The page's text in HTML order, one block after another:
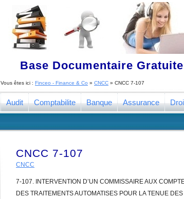
Base Documentaire
Vous êtes ici : Finceo - Finance & Co » CNCC » CNCC 7-107
Audit Comptabilite Banque Assurance
CNCC 7-107
CNCC
7-107. INTERVENTION D’UN COMMISSAIRE AUX
DES TRAITEMENTS AUTOMATISES POUR LA TENUE